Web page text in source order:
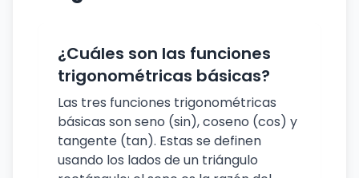
¿Cuáles son las funciones
trigonométricas básicas?
Las tres funciones trigonométricas
básicas son seno (sin), coseno (cos) y
tangente (tan). Estas se definen
usando los lados de un triángulo